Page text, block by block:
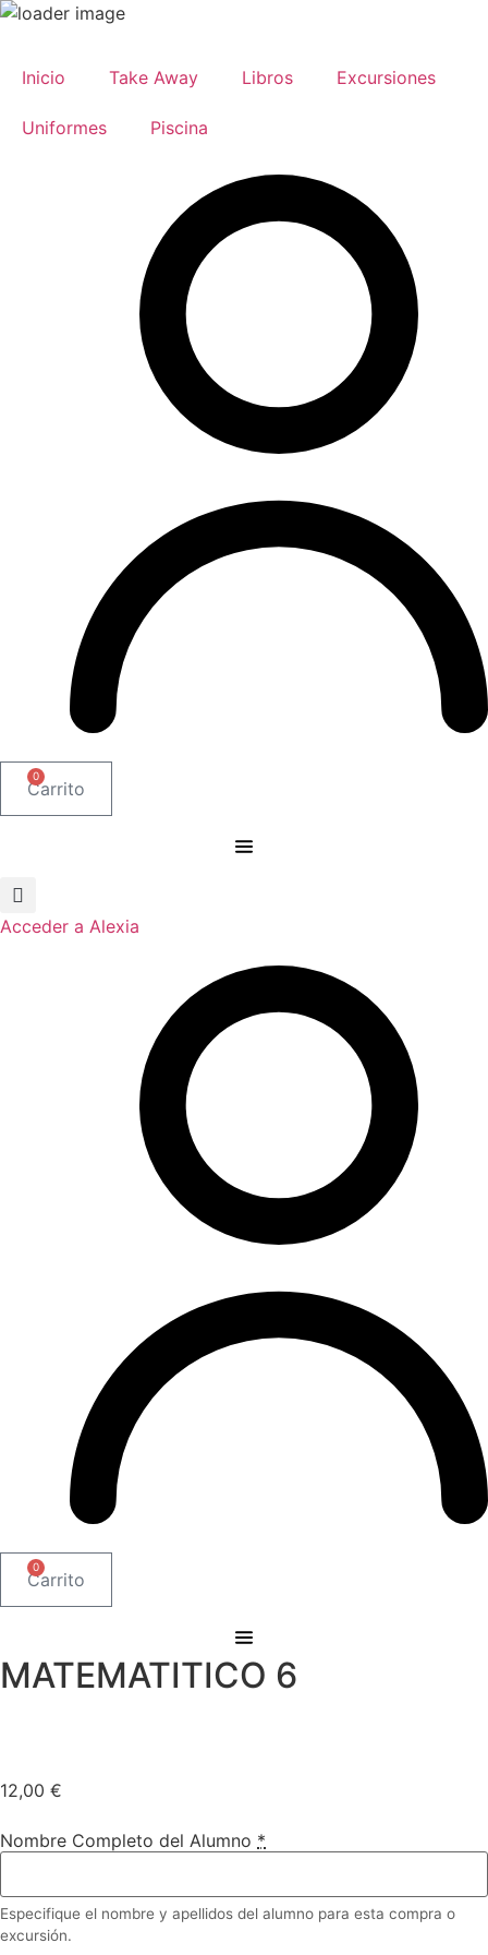
contenido
Inicio Take Away Libros Excursiones
Uniformes Piscina
0
Carrito
Acceder a Alexia
0
Carrito
MATEMATITICO 6
12,00 €
Nombre Completo del Alumno *
Especifique el nombre y apellidos del alumno para esta compra o
excursión.